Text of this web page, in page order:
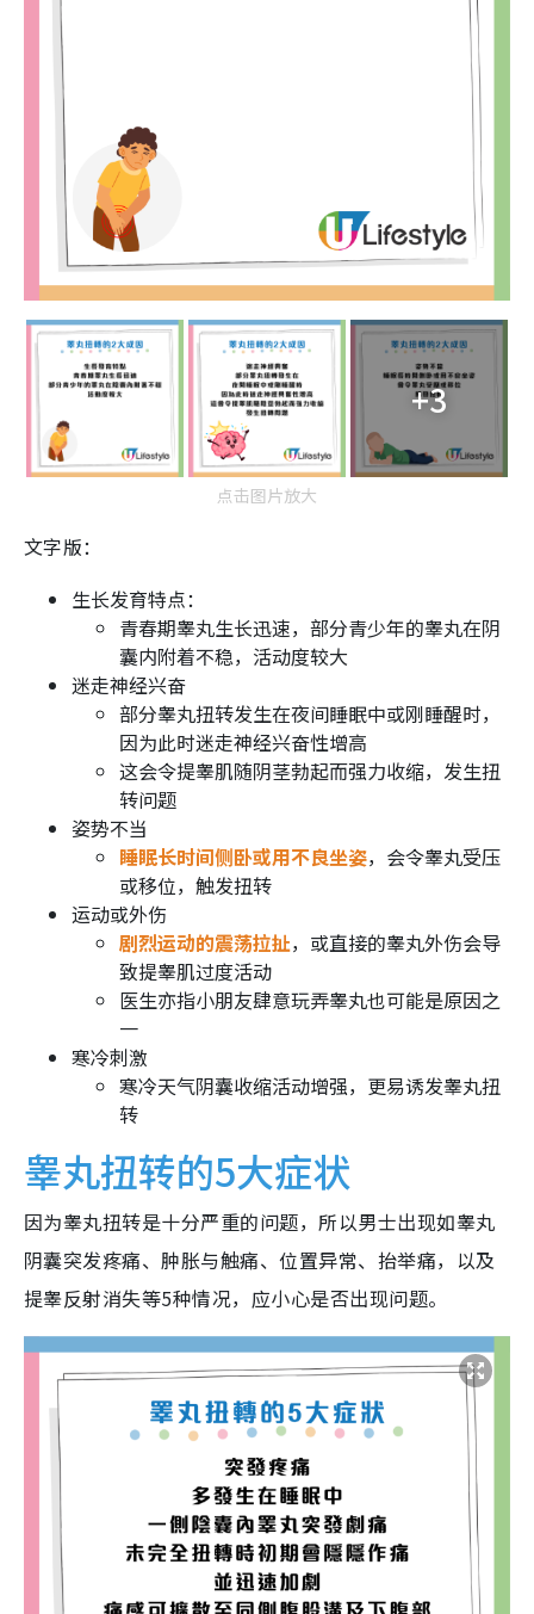
+3
点击图片放大
文字版：
生长发育特点：
青春期睾丸生长迅速，部分青少年的睾丸在阴
囊内附着不稳，活动度较大
迷走神经兴奋
部分睾丸扭转发生在夜间睡眠中或刚睡醒时，
因为此时迷走神经兴奋性增高
这会令提睾肌随阴茎勃起而强力收缩，发生扭
转问题
姿势不当
睡眠长时间侧卧或用不良坐姿，会令睾丸受压
或移位，触发扭转
运动或外伤
剧烈运动的震荡拉扯，或直接的睾丸外伤会导
致提睾肌过度活动
医生亦指小朋友肆意玩弄睾丸也可能是原因之
一
寒冷刺激
寒冷天气阴囊收缩活动增强，更易诱发睾丸扭
转
睾丸扭转的5大症状
因为睾丸扭转是十分严重的问题，所以男士出现如睾丸
阴囊突发疼痛、肿胀与触痛、位置异常、抬举痛，以及
提睾反射消失等5种情况，应小心是否出现问题。